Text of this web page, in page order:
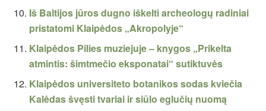
Iš Baltijos jūros dugno iškelti archeologų radiniai
pristatomi Klaipėdos „Akropolyje“
Klaipėdos Pilies muziejuje – knygos „Prikelta
atmintis: šimtmečio eksponatai“ sutiktuvės
Klaipėdos universiteto botanikos sodas kviečia
Kalėdas švęsti tvariai ir siūlo eglučių nuomą